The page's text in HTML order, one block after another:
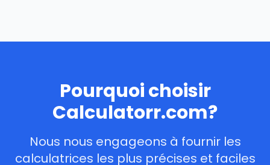
Pourquoi choisir
Calculatorr.com?
Nous nous engageons à fournir les
calculatrices les plus précises et faciles